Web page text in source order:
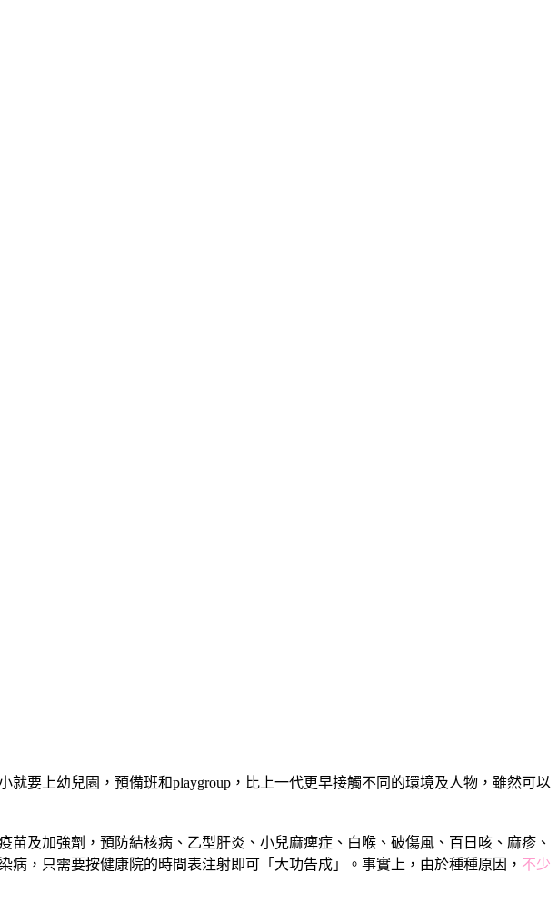
要上幼兒園，預備班和playgroup，比上一代更早接觸不同的環境及人物，雖然可以
及加強劑，預防結核病、乙型肝炎、小兒麻痺症、白喉、破傷風、百日咳、麻疹、
，只需要按健康院的時間表注射即可「大功告成」。事實上，由於種種原因， 不少